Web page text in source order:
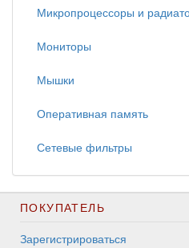
Микропроцессоры и
Мониторы
Мышки
Оперативная память
Сетевые фильтры
ПОКУПАТЕЛЬ
Зарегистрироваться